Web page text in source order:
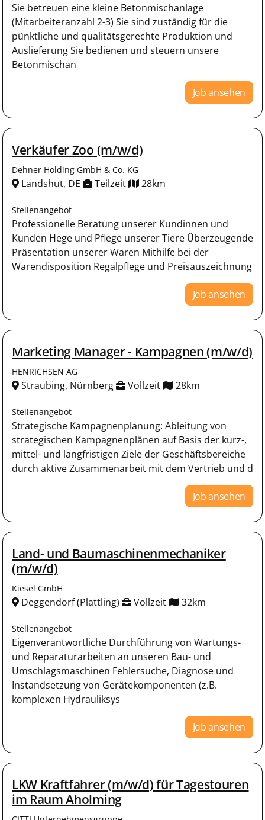
Sie betreuen eine kleine Betonmischanlage
(Mitarbeiteranzahl 2-3) Sie sind zuständig für die
pünktliche und qualitätsgerechte Produktion und
Auslieferung Sie bedienen und steuern unsere
Betonmischan
Job ansehen
Verkäufer Zoo (m/w/d)
Dehner Holding GmbH & Co. KG
Landshut, DE Teilzeit 28km
Stellenangebot
Professionelle Beratung unserer Kundinnen und
Kunden Hege und Pflege unserer Tiere Überzeugende
Präsentation unserer Waren Mithilfe bei der
Warendisposition Regalpflege und Preisauszeichnung
Job ansehen
Marketing Manager - Kampagnen (m/w/d)
HENRICHSEN AG
Straubing, Nürnberg Vollzeit 28km
Stellenangebot
Strategische Kampagnenplanung: Ableitung von
strategischen Kampagnenplänen auf Basis der kurz-,
mittel- und langfristigen Ziele der Geschäftsbereiche
durch aktive Zusammenarbeit mit dem Vertrieb und d
Job ansehen
Land- und Baumaschinenmechaniker
(m/w/d)
Kiesel GmbH
Deggendorf (Plattling) Vollzeit 32km
Stellenangebot
Eigenverantwortliche Durchführung von Wartungs-
und Reparaturarbeiten an unseren Bau- und
Umschlagsmaschinen Fehlersuche, Diagnose und
Instandsetzung von Gerätekomponenten (z.B.
komplexen Hydrauliksys
Job ansehen
LKW Kraftfahrer (m/w/d) für Tagestouren
im Raum Aholming